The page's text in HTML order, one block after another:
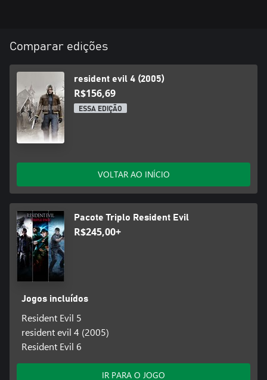
Comparar edições
resident evil 4 (2005)
R$156,69
ESSA EDIÇÃO
VOLTAR AO INÍCIO
Pacote Triplo Resident Evil
R$245,00+
Jogos incluídos
Resident Evil 5
resident evil 4 (2005)
Resident Evil 6
IR PARA O JOGO